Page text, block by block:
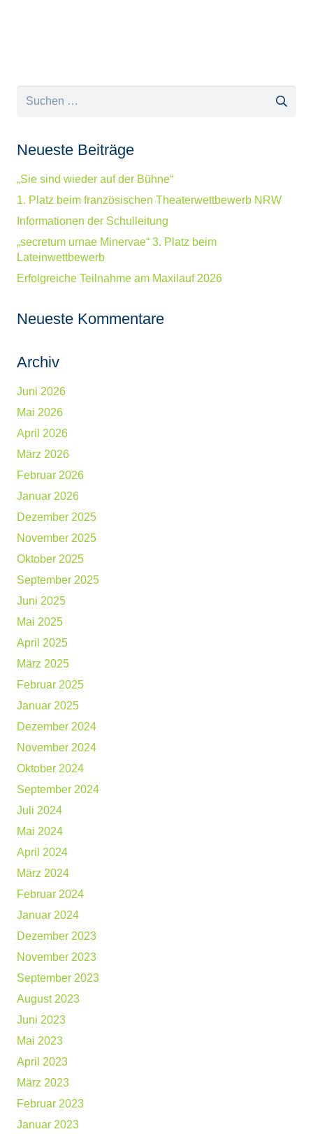
Suchen
Neueste Beiträge
„Sie sind wieder auf der Bühne“
1. Platz beim französischen Theaterwettbewerb NRW
Informationen der Schulleitung
„secretum urnae Minervae“ 3. Platz beim
Lateinwettbewerb
Erfolgreiche Teilnahme am Maxilauf 2026
Neueste Kommentare
Archiv
Juni 2026
Mai 2026
April 2026
März 2026
Februar 2026
Januar 2026
Dezember 2025
November 2025
Oktober 2025
September 2025
Juni 2025
Mai 2025
April 2025
März 2025
Februar 2025
Januar 2025
Dezember 2024
November 2024
Oktober 2024
September 2024
Juli 2024
Mai 2024
April 2024
März 2024
Februar 2024
Januar 2024
Dezember 2023
November 2023
September 2023
August 2023
Juni 2023
Mai 2023
April 2023
März 2023
Februar 2023
Januar 2023